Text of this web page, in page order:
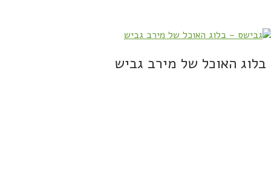
בלוג האוכל של מירב גביש